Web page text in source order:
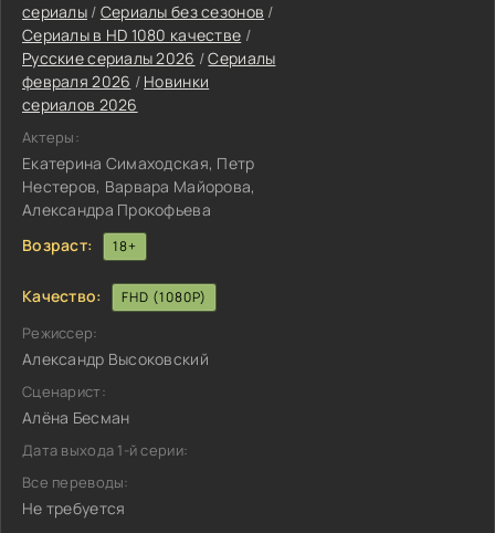
сериалы/ Сериалы без сезонов /
Сериалы в HD 1080 качестве /
Русские сериалы 2026 /Сериалы
февраля 2026 / Новинки
сериалов 2026
Актеры:
Екатерина Симаходская, Петр
Нестеров, Варвара Майорова,
Александра Прокофьева
Возраст:
18+
Качество: FHD (1080P)
Режиссер:
Александр Высоковский
Сценарист:
Алёна Бесман
Дата выхода 1-й серии:
Все переводы:
Не требуется